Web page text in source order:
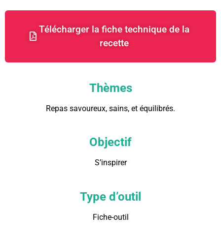
Télécharger la fiche technique de la
recette
Thèmes
Repas savoureux, sains, et équilibrés.
Objectif
S’inspirer
Type d’outil
Fiche-outil